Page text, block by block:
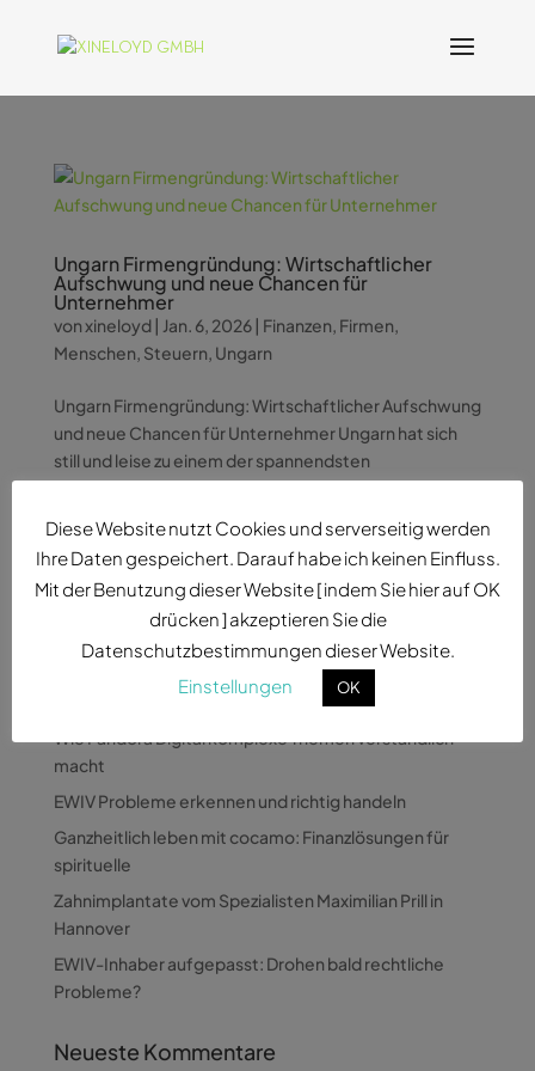
Ungarn Firmengründung: Wirtschaftlicher
Aufschwung und neue Chancen für
Unternehmer
vonxineloyd| Jan. 6, 2026| Finanzen, Firmen,
Menschen, Steuern, Ungarn
Ungarn Firmengründung: Wirtschaftlicher Aufschwung
und neue Chancen für Unternehmer Ungarn hat sich
still und leise zu einem der spannendsten
Wirtschaftsstandorte in Mitteleuropa entwickelt.
erleben wir vor Ort eine...
Neueste Beiträge
Wie Pandora Digital komplexe Themen verständlich
macht
EWIV Probleme erkennen und richtig handeln
Ganzheitlich leben mit cocamo: Finanzlösungen für
spirituelle
Zahnimplantate vom Spezialisten Maximilian Prill in
Hannover
EWIV-Inhaber aufgepasst: Drohen bald rechtliche
Probleme?
Neueste Kommentare
Diese Website nutzt Cookies und serverseitig werden
Ihre Daten gespeichert. Darauf habe ich keinen Einfluss.
Mit der Benutzung dieser Website [ indem Sie hier auf OK
drücken ] akzeptieren Sie die
Datenschutzbestimmungen dieser Website.
Einstellungen
OK